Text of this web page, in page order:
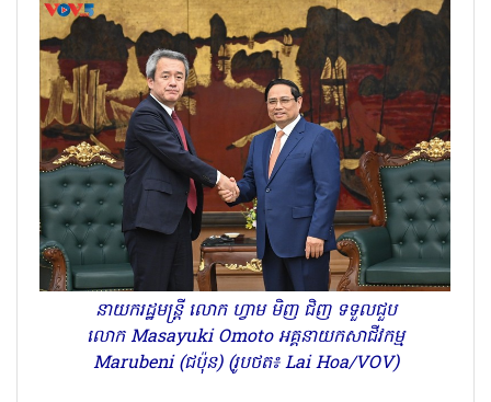
នាយករដ្ឋមន្ត្រី លោក ហ្វាម មិញ ជិញ ទទួលជួប
លោក Masayuki Omoto អគ្គនាយកសាជីវកម្ម
Marubeni (ជប៉ុន) (រូបថត៖ Lai Hoa/VOV)